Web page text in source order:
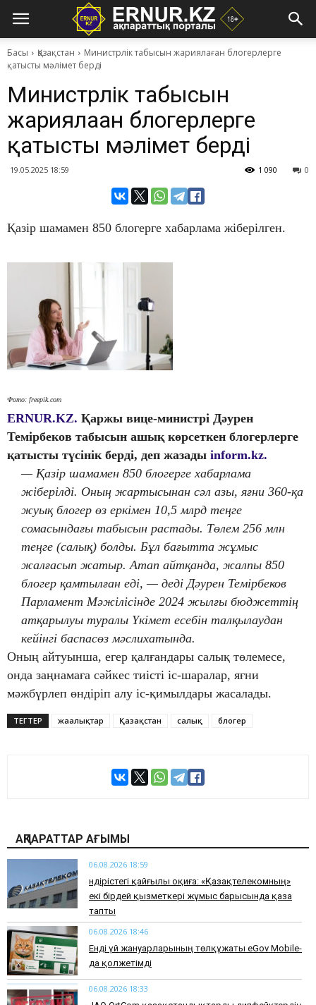
Басы Қазақстан
​Министрлік табысын жариялаған блогерлерге
қатысты мәлімет берді
​Министрлік табысын
жариялаған блогерлерге
қатысты мәлімет берді
19.05.2025 18:59 0
1 090
Қазір шамамен 850 блогерге хабарлама жіберілген.
Фото: freepik.com
ERNUR.KZ. Қаржы вице-министрі Дәурен
Темірбеков табысын ашық көрсеткен блогерлерге
қатысты түсінік берді, деп жазады inform.kz.
— Қазір шамамен 850 блогерге хабарлама
жіберілді. Оның жартысынан сәл азы, яғни 360-қа
жуық блогер өз еркімен 10,5 млрд теңге
сомасындағы табысын растады. Төлем 256 млн
теңге (салық) болды. Бұл бағытта жұмыс
жалғасып жатыр. Атап айтқанда, жалпы 850
блогер қамтылған еді, — деді Дәурен Темірбеков
Парламент Мәжілісінде 2024 жылғы бюджеттің
атқарылуы туралы Үкімет есебін талқылаудан
кейінгі баспасөз мәслихатында.
Оның айтуынша, егер қалғандары салық төлемесе,
онда заңнамаға сәйкес тиісті іс-шаралар, яғни
мәжбүрлеп өндіріп алу іс-қимылдары жасалады.
ТЕГТЕР жаңалықтар Қазақстан салық блогер
АҚПАРАТТАР АҒЫМЫ
06.08.2026 18:59
Өндірістегі қайғылы оқиға: «Қазақтелекомның»
екі бірдей қызметкері жұмыс барысында қаза
тапты
06.08.2026 18:46
Енді үй жануарларының төлқұжаты eGov Mobile-
да қолжетімді
06.08.2026 18:33